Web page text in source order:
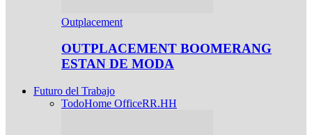
Outplacement
OUTPLACEMENT BOOMERANG
ESTAN DE MODA
Futuro del Trabajo
TodoHome OfficeRR.HH